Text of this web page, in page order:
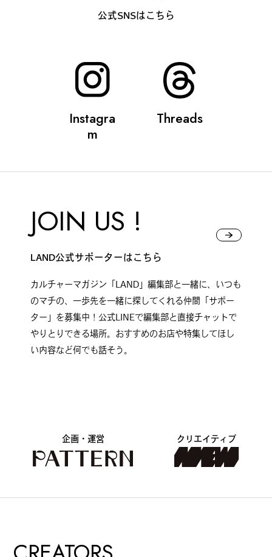
公式SNSはこちら
Instagra
m
Threads
JOIN US !
LAND公式サポーターはこちら
カルチャーマガジン「LAND」編集部と一緒に、いつも
のマチの、一歩先を一緒に探してくれる仲間「サポー
ター」を募集中！公式LINEで編集部と直接チャットで
やりとりできる場所。おすすめのお店や特集してほし
い内容など何でも話そう。
企画・運営 クリエイティブ